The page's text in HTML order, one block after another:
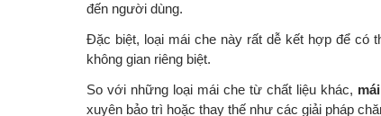
đến người dùng.
Đặc biệt, loại mái che này rất dễ kết hợp để có
không gian riêng biệt.
So với những loại mái che từ chất liệu khác,
xuyên bảo trì hoặc thay thế như các giải pháp